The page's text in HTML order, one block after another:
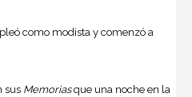
como modista y comenzó a
sus Memoriasque una noche en la